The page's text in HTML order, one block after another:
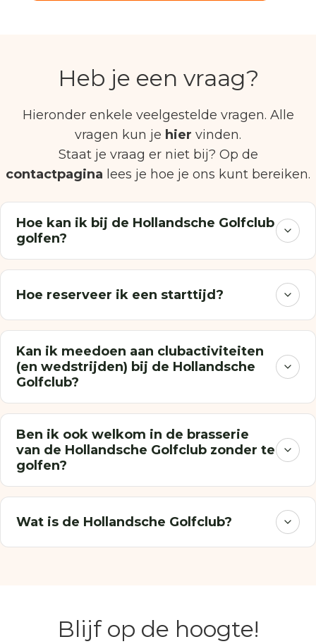
Heb je een vraag?
Hieronder enkele veelgestelde vragen. Alle
vragen kun je hier vinden.
Staat je vraag er niet bij? Op de
contactpagina lees je hoe je ons kunt bereiken.
Hoe kan ik bij de Hollandsche Golfclub
golfen?
Hoe reserveer ik een starttijd?
Kan ik meedoen aan clubactiviteiten
(en wedstrijden) bij de Hollandsche
Golfclub?
Ben ik ook welkom in de brasserie
van de Hollandsche Golfclub zonder te
golfen?
Wat is de Hollandsche Golfclub?
Blijf op de hoogte!